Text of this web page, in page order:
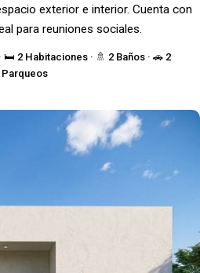
🛏️ 2 Habitaciones · 🚿 2 Baños · 🚗 2
Parqueos
exterior e interior. Cuenta con
para reuniones sociales.